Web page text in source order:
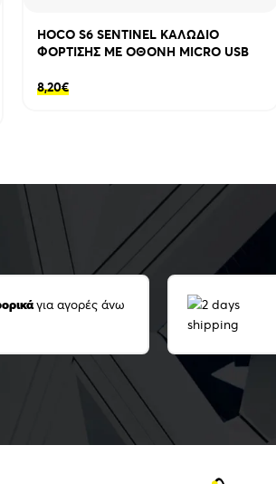
HOCO S6 SENTINEL ΚΑΛΩΔΙΟ
ΦΟΡΤΙΣΗΣ ΜΕ ΟΘΟΝΗ MICRO USB
8,20€
για αγορές άνω